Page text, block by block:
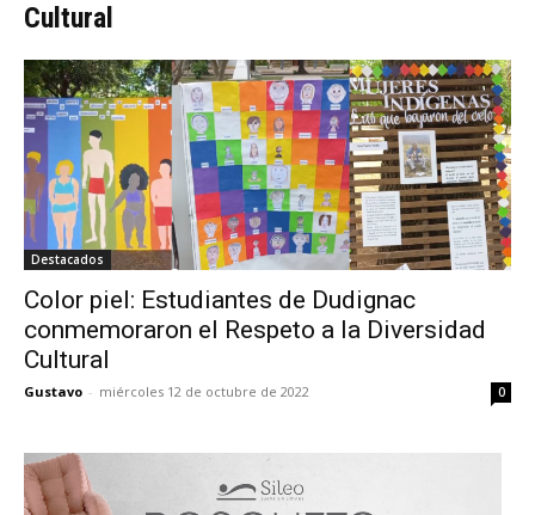
Cultural
Destacados
Color piel: Estudiantes de Dudignac
conmemoraron el Respeto a la Diversidad
Cultural
Gustavo - miércoles 12 de octubre de 2022 0